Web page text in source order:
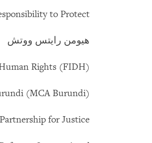
to Protect
هيومن رايتس ووتش
Rights (FIDH)
(MCA Burundi)
Partnership for Justice